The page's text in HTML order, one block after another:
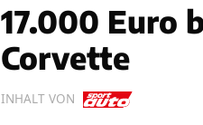
17.000 Euro
Corvette
INHALT VON